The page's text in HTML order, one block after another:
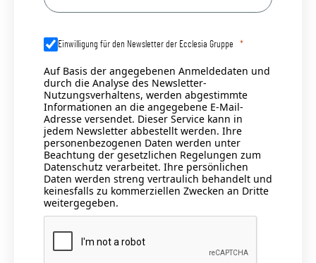
Einwilligung für den Newsletter der Ecclesia Gruppe
Auf Basis der angegebenen Anmeldedaten und
durch die Analyse des Newsletter-
Nutzungsverhaltens, werden abgestimmte
Informationen an die angegebene E-Mail-
Adresse versendet. Dieser Service kann in
jedem Newsletter abbestellt werden. Ihre
personenbezogenen Daten werden unter
Beachtung der gesetzlichen Regelungen zum
Datenschutz verarbeitet. Ihre persönlichen
Daten werden streng vertraulich behandelt und
keinesfalls zu kommerziellen Zwecken an Dritte
weitergegeben.